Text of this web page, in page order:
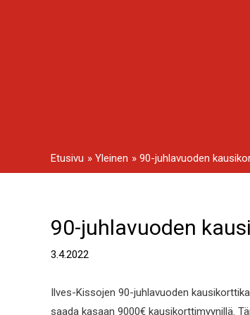
Etusivu Yleinen 90-juhlavuoden
90-juhlavuoden
3.4.2022
Ilves-Kissojen 90-juhlavuoden
saada kasaan 9000€ kausikorttimyynillä.
Artikkelien